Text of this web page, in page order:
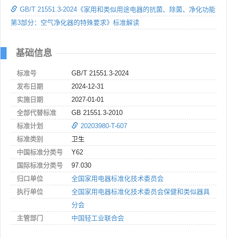
GB/T 21551.3-2024《家用和类似用途电器的抗菌、除菌、净化功能
第3部分：空气净化器的特殊要求》标准解读
基础信息
标准号
GB/T 21551.3-2024
发布日期
2024-12-31
实施日期
2027-01-01
全部代替标准
GB 21551.3-2010
标准计划
20203980-T-607
标准类别
卫生
中国标准分类号
Y62
国际标准分类号
97.030
归口单位
全国家用电器标准化技术委员会
执行单位
全国家用电器标准化技术委员会保健和类似器具
分会
主管部门
中国轻工业联合会